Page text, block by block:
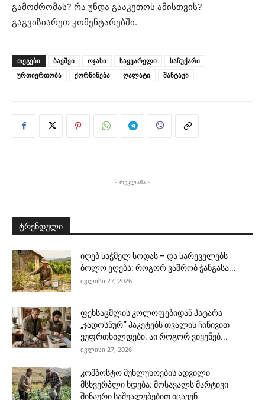
გამოძრომას? რა უნდა გააკეთოს ამისთვის?
გაგვიზიარეთ კომენტარებში.
ᲗᲔᲒᲔᲑᲘ ბავშვი ოჯახი საყვარელი
საჩუქარი
ურთიერთობა
ქორწინება ღალატი შანტაჟი
- რეკლამა -
ტრენდული
იღებ საჭმელ სოდას – და სარეველებს
ბოლო ეღება: როგორ ვაშრობ ჭანგასა...
ივლისი 27, 2026
ფეხსაცმლის კოლოფებიდან პატარა
„ჯადოსნურ“ პაკეტებს თვალის ჩინივით
ვუფრთხილდები: აი როგორ ვიყენებ...
ივლისი 27, 2026
კომბოსტო მუხლუხოების ადვილი
მსხვერპლი ხდება: მოსავალს მარტივი
შინაური საშუალებებით იცავენ